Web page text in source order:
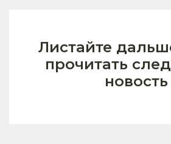
Листайте
прочитать
новость